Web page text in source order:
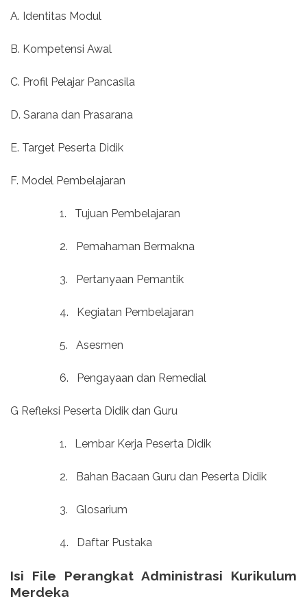
A. Identitas Modul
B. Kompetensi Awal
C. Profil Pelajar Pancasila
D. Sarana dan Prasarana
E. Target Peserta Didik
F. Model Pembelajaran
1. Tujuan Pembelajaran
2. Pemahaman Bermakna
3. Pertanyaan Pemantik
4. Kegiatan Pembelajaran
5. Asesmen
6. Pengayaan dan Remedial
G Refleksi Peserta Didik dan Guru
1. Lembar Kerja Peserta Didik
2. Bahan Bacaan Guru dan Peserta Didik
3. Glosarium
4. Daftar Pustaka
Isi File Perangkat Administrasi Kurikulum
Merdeka